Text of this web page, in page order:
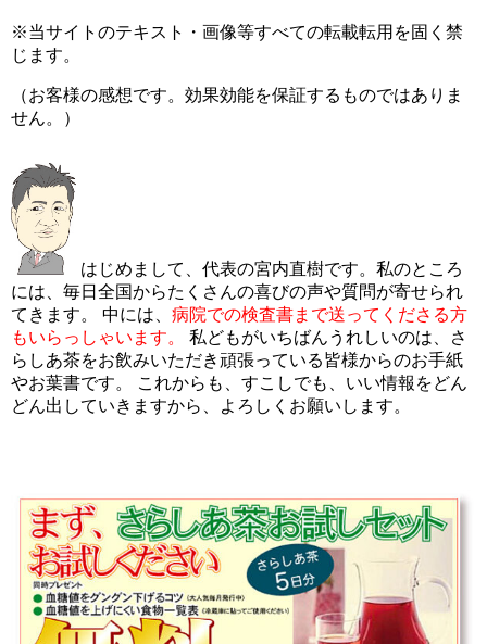
※当サイトのテキスト・画像等すべての転載転用を固く禁
じます。
（お客様の感想です。効果効能を保証するものではありま
せん。）
はじめまして、代表の宮内直樹です。私のところ
には、毎日全国からたくさんの喜びの声や質問が寄せられ
てきます。 中には、 病院での検査書まで送ってくださる方
もいらっしゃいます。
私どもがいちばんうれしいのは、さ
らしあ茶をお飲みいただき頑張っている皆様からのお手紙
やお葉書です。 これからも、すこしでも、いい情報をどん
どん出していきますから、よろしくお願いします。